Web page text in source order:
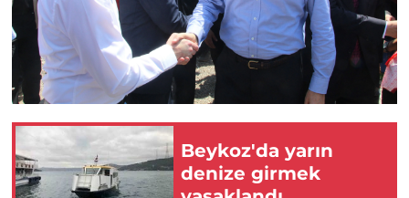
Beykoz'da yarın
denize girmek